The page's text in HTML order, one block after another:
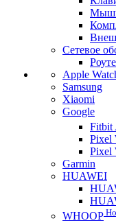
Сетевое
Apple
Samsung
Xiaomi
Google
Fitbit
Pixel
Pixel
Garmin
HUAWEI
WHOOP